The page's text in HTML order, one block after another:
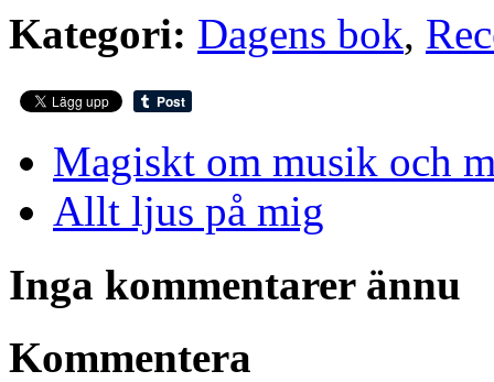
Kategori: Dagens bok,
Magiskt om musik och
Allt ljus på mig
Inga kommentarer ännu
Kommentera